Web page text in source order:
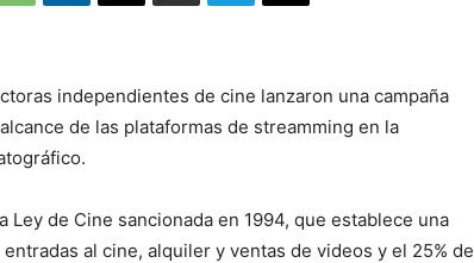
independientes de cine lanzaron una campaña
de las plataformas de streamming en la
de Cine sancionada en 1994, que establece una
al cine, alquiler y ventas de videos y el 25% de